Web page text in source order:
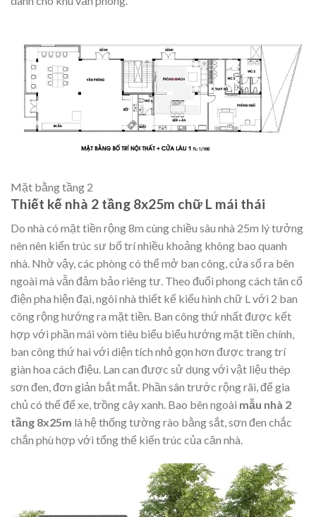
Mặt bằng tầng 2
Thiết kế nhà 2 tầng 8x25m chữ L mái thái
Do nhà có mặt tiền rộng 8m cùng chiều sâu nhà 25m lý tưởng
nên nên kiến trúc sư bố trí nhiều khoảng không bao quanh
nhà. Nhờ vậy, các phòng có thể mở ban công, cửa sổ ra bên
ngoài mà vẫn đảm bảo riêng tư. Theo đuổi phong cách tân cổ
điện pha hiện đại, ngôi nhà thiết kế kiểu hình chữ L với 2 ban
công rộng hướng ra mặt tiền. Ban công thứ nhất được kết
hợp với phần mái vòm tiêu biểu biểu hướng mặt tiền chính,
ban công thứ hai với diện tích nhỏ gọn hơn được trang trí
giàn hoa cách điệu. Lan can được sử dụng với vật liệu thép
sơn đen, đơn giản bắt mắt. Phần sân trước rộng rãi, để gia
chủ có thể để xe, trồng cây xanh. Bao bên ngoài mẫu nhà 2
tầng 8x25m là hệ thống tường rào bằng sắt, sơn đen chắc
chắn phù hợp với tổng thể kiến trúc của căn nhà.